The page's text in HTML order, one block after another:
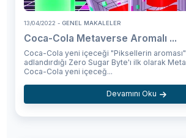
13/04/2022 - GENEL MAKALELER
Coca-Cola Metaverse Aromalı ...
Coca-Cola yeni içeceği "Piksellerin
adlandırdığı Zero Sugar Byte'ı ilk olarak
Coca-Cola yeni içeceğ...
Devamını Oku